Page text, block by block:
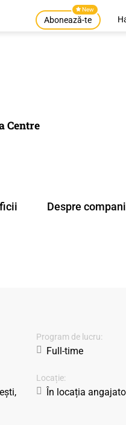
New
Abonează-te
Centre
Despre
Program de lucru:
Full-time
Locație:
În locația